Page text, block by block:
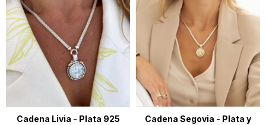
Cadena Livia - Plata 925
Cadena Segovia - Plata y